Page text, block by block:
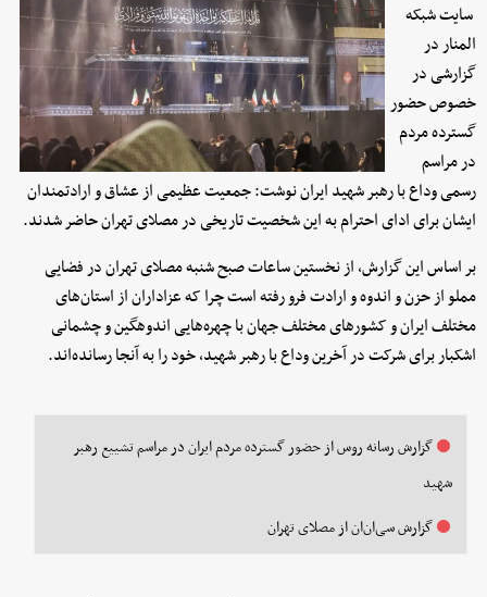
سایت شبکه
المنار در
گزارشی در
خصوص حضور
گسترده مردم
در مراسم
رسمی وداع با رهبر شهید ایران نوشت: جمعیت عظیمی از عشاق و ارادتمندان
ایشان برای ادای احترام به این شخصیت تاریخی در مصلای تهران حاضر شدند.
بر اساس این گزارش، از نخستین ساعات صبح شنبه مصلای تهران در فضایی
مملو از حزن و اندوه و ارادت فرو رفته است چرا که عزاداران از استان‌های
مختلف ایران و کشورهای مختلف جهان با چهره‌هایی اندوهگین و چشمانی
اشکبار برای شرکت در آخرین وداع با رهبر شهید، خود را به آنجا رسانده‌اند.
گزارش رسانه روس از حضور گسترده مردم ایران در مراسم تشییع رهبر
شهید
گزارش سی‌ان‌ان از مصلای تهران